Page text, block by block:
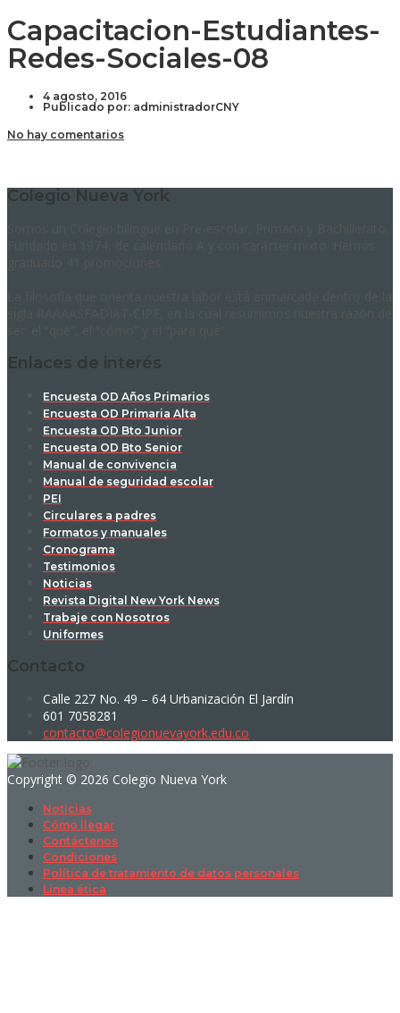
Capacitacion-Estudiantes-
Redes-Sociales-08
4 agosto, 2016
Publicado por: administradorCNY
No hay comentarios
Colegio Nueva York
Enlaces de interés
Encuesta OD Años Primarios
Encuesta OD Primaria Alta
Encuesta OD Bto Junior
Encuesta OD Bto Senior
Manual de convivencia
Manual de seguridad escolar
PEI
Circulares a padres
Formatos y manuales
Cronograma
Testimonios
Noticias
Revista Digital New York News
Trabaje con Nosotros
Uniformes
Contacto
Calle 227 No. 49 – 64 Urbanización El Jardín
601 7058281
contacto@colegionuevayork.edu.co
Copyright © 2026 Colegio Nueva York
Noticias
Cómo llegar
Contáctenos
Condiciones
Política de tratamiento de datos personales
Línea ética